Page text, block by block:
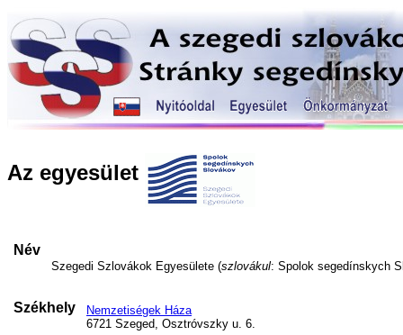
Az egyesület
Név
Szegedi Szlovákok Egyesülete (szlovákul: Spolok segedínskych
Székhely
Nemzetiségek Háza
6721 Szeged, Osztróvszky u. 6.